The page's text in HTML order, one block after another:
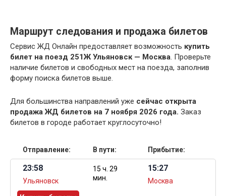
Маршрут следования и продажа билетов
Сервис ЖД Онлайн предоставляет возможность купить
билет на поезд 251Ж Ульяновск — Москва. Проверьте
наличие билетов и свободных мест на поезда, заполнив
форму поиска билетов выше.
Для большинства направлений уже сейчас открыта
продажа ЖД билетов на 7 ноября 2026 года. Заказ
билетов в городе работает круглосуточно!
Отправление: В пути: Прибытие:
23:58
Ульяновск
15 ч. 29
мин.
15:27
Москва